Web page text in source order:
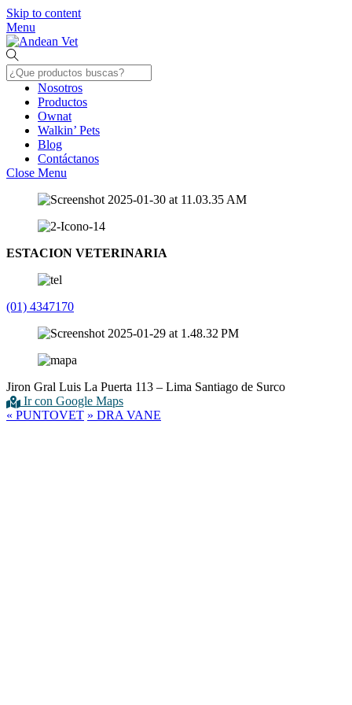
Skip to content
Menu
Nosotros
Productos
Ownat
Walkin’ Pets
Blog
Contáctanos
Close Menu
ESTACION VETERINARIA
(01) 4347170
Jiron Gral Luis La Puerta 113 – Lima Santiago de Surco
Ir con Google Maps
« PUNTOVET » DRA VANE